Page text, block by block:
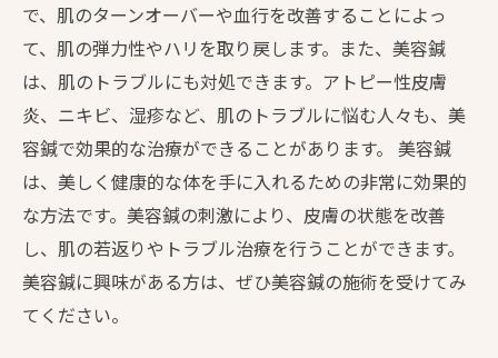
で、肌のターンオーバーや血行を改善することによっ
て、肌の弾力性やハリを取り戻します。また、美容鍼
は、肌のトラブルにも対処できます。アトピー性皮膚
炎、ニキビ、湿疹など、肌のトラブルに悩む人々も、美
容鍼で効果的な治療ができることがあります。 美容鍼
は、美しく健康的な体を手に入れるための非常に効果的
な方法です。美容鍼の刺激により、皮膚の状態を改善
し、肌の若返りやトラブル治療を行うことができます。
美容鍼に興味がある方は、ぜひ美容鍼の施術を受けてみ
てください。